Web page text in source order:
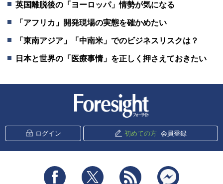
英国離脱後の「ヨーロッパ」情勢が気になる
「アフリカ」開発現場の実態を確かめたい
「東南アジア」「中南米」でのビジネスリスクは？
日本と世界の「医療事情」を正しく押さえておきたい
ログイン 初めての方 会員登録
Facebook Twitter RSS